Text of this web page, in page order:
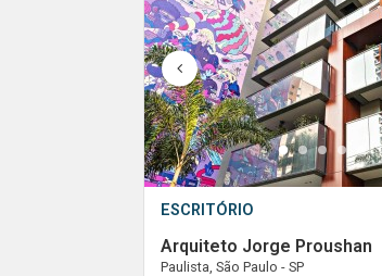
1 2 3 4 5
ESCRITÓRIO
Arquiteto Jorge Proushan
Paulista, São Paulo - SP